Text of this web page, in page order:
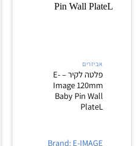
אביזרים
פלטה לקיר – E-
Image 120mm
Baby Pin Wall
PlateL
Brand: E-IMAGE